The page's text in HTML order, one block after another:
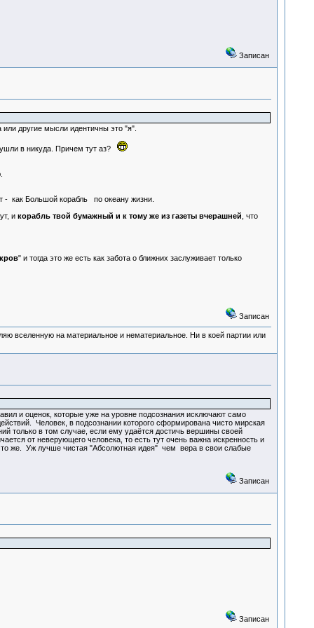
Записан
другие мысли идентичны это "я".
в никуда. Причем тут аз?
- как Большой корабль по океану жизни.
икорабль твой бумажный и к тому же из газеты вчерашней , что
" и тогда это же есть как забота о ближних заслуживает только
Записан
вселенную на материальное и нематериальное. Ни в коей партии или
и оценок, которые уже на уровне подсознания исключают само
Человек, в подсознании которого сформирована чисто мирская
только в том случае, если ему удаётся достичь вершины своей
от неверующего человека, то есть тут очень важна искренность и
то же. Уж лучше чистая "Абсолютная идея" чем вера в свои слабые
Записан
Записан